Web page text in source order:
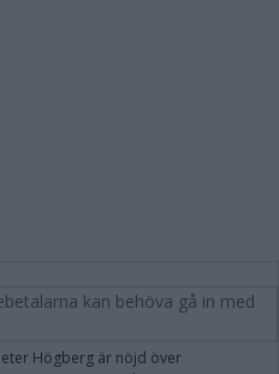
Högberg är nöjd över